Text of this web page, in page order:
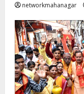
networkmahanagar